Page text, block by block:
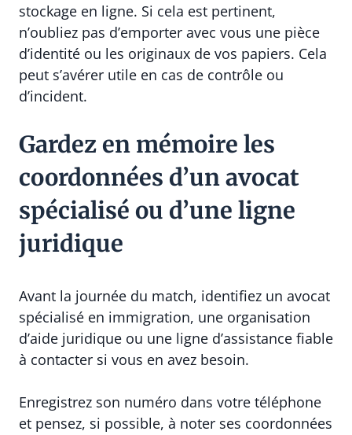
stockage en ligne. Si cela est pertinent,
n’oubliez pas d’emporter avec vous une pièce
d’identité ou les originaux de vos papiers. Cela
peut s’avérer utile en cas de contrôle ou
d’incident.
Gardez en mémoire les
coordonnées d’un avocat
spécialisé ou d’une ligne
juridique
Avant la journée du match, identifiez un avocat
spécialisé en immigration, une organisation
d’aide juridique ou une ligne d’assistance fiable
à contacter si vous en avez besoin.
Enregistrez son numéro dans votre téléphone
et pensez, si possible, à noter ses coordonnées